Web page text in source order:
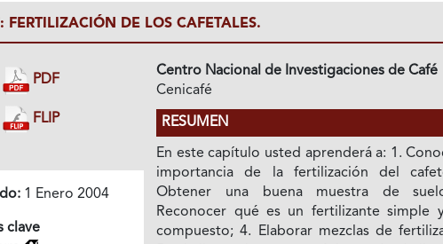
FERTILIZACIÓN DE LOS CAFETALES.
PDF
FLIP
1 Enero 2004
clave
Centro Nacional de Investigaciones de Café
Cenicafé
RESUMEN
En este capítulo usted aprenderá a: 1.
importancia de la fertilización del
Obtener una buena muestra de
Reconocer qué es un fertilizante simple
compuesto; 4. Elaborar mezclas de